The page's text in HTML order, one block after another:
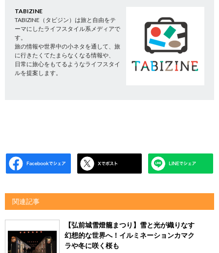
TABIZINE
TABIZINE（タビジン）は旅と自由をテ
ーマにしたライフスタイル系メディアで
す。
旅の情報や世界中の小ネタを通して、旅
に行きたくてたまらなくなる情報や、
日常に旅心をもてるようなライフスタイ
ルを提案します。
関連記事
【弘前城雪燈籠まつり】雪と光が織りなす
幻想的な世界へ！イルミネーションカマク
ラや冬に咲く桜も